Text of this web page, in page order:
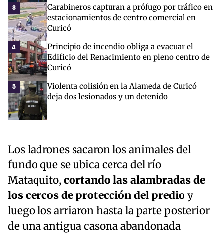
3
Carabineros capturan a prófugo por tráfico en
estacionamientos de centro comercial en
Curicó
4
Principio de incendio obliga a evacuar el
Edificio del Renacimiento en pleno centro de
Curicó
5
Violenta colisión en la Alameda de Curicó
deja dos lesionados y un detenido
Los ladrones sacaron los animales del
fundo que se ubica cerca del río
Mataquito,cortando las alambradas de
los cercos de protección del predio y
luego los arriaron hasta la parte posterior
de una antigua casona abandonada